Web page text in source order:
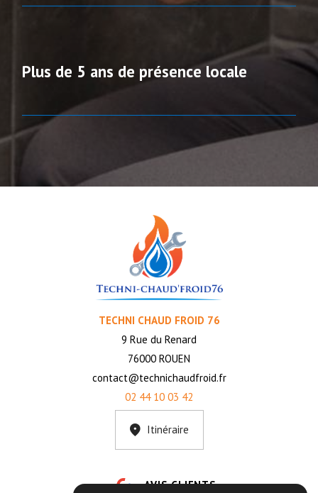
Plus de 5 ans de présence locale
TECHNI CHAUD FROID 76
9 Rue du Renard
76000 ROUEN
contact@technichaudfroid.fr
02 44 10 03 42
Itinéraire
AVIS CLIENTS